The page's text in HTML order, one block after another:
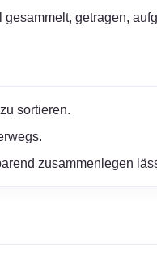
getragen,
sortieren.
zusammenlegen